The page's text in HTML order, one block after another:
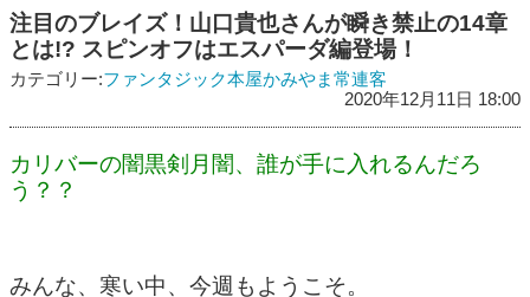
注目のブレイズ！山口貴也さんが瞬き禁止の14章
とは!? スピンオフはエスパーダ編登場！
カテゴリー:ファンタジック本屋かみやま常連客
2020年12月11日 18:00
カリバーの闇黒剣月闇、誰が手に入れるんだろ
う？？
みんな、寒い中、今週もようこそ。